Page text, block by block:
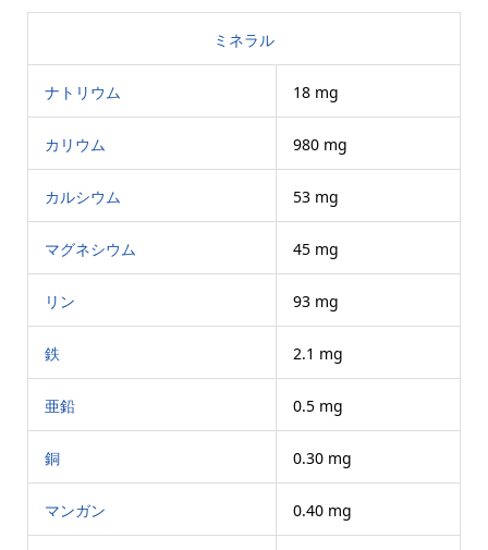
ミネラル
ナトリウム 18 mg
カリウム 980 mg
カルシウム 53 mg
マグネシウム 45 mg
リン 93 mg
鉄 2.1 mg
亜鉛 0.5 mg
銅 0.30 mg
マンガン 0.40 mg